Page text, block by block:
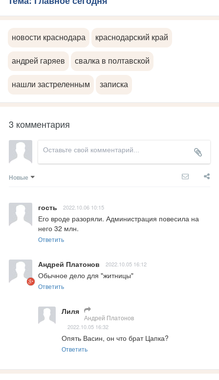
новости краснодара краснодарский край
андрей гаряев свалка в полтавской
нашли застреленным записка
3 комментария
Новые
гость 2022.10.06 10:15
Его вроде разоряли. Администрация повесила на
него 32 млн.
Ответить
Андрей Платонов 2022.10.05 16:12
Обычное дело для "житницы"
Ответить
Лиля
Андрей Платонов
2022.10.05 16:32
Опять Васин, он что брат Цапка?
Ответить